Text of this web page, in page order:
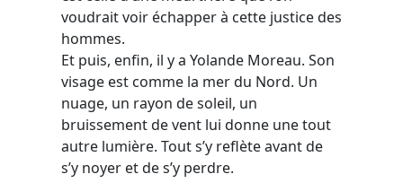
voudrait voir échapper à cette justice des
hommes.
Et puis, enfin, il y a Yolande Moreau. Son
visage est comme la mer du Nord. Un
nuage, un rayon de soleil, un
bruissement de vent lui donne une tout
autre lumière. Tout s’y reflète avant de
s’y noyer et de s’y perdre.